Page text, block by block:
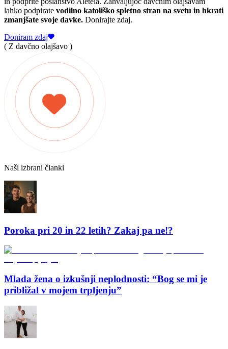
lahko podpirate vodilno katoliško spletno stran na svetu in hkrati
zmanjšate svoje davke. Donirajte zdaj.
Doniram zdaj
( Z davčno olajšavo )
Naši izbrani članki
Poroka pri 20 in 22 letih? Zakaj pa ne!?
Mlada žena o izkušnji neplodnosti: “Bog se mi je
približal v mojem trpljenju”